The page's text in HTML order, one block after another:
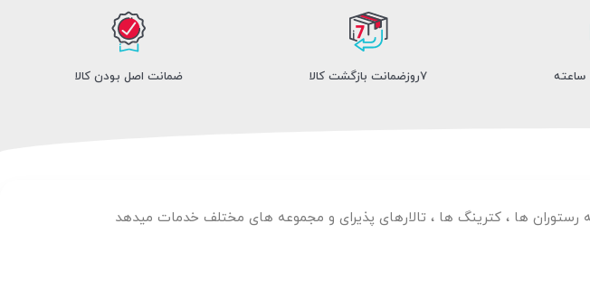
7روزضمانت بازگشت کالا ضمانت اصل بودن کالا
ها ، کترینگ ها ، تالارهای پذیرای و مجموعه های مختلف خدمات میدهد